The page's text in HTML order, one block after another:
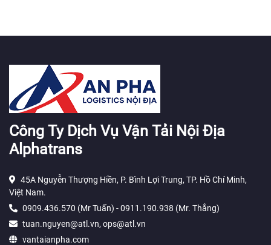
Công Ty Dịch Vụ Vận Tải Nội Địa
Alphatrans
45A Nguyễn Thượng Hiền, P. Bình Lợi Trung, TP. Hồ Chí Minh,
Việt Nam.
0909.436.570 (Mr Tuấn) - 0911.190.938 (Mr. Thắng)
tuan.nguyen@atl.vn, ops@atl.vn
vantaianpha.com